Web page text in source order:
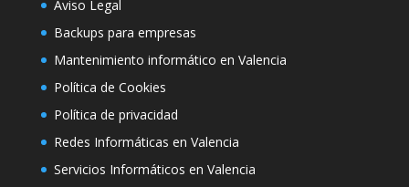
Aviso Legal
Backups para empresas
Mantenimiento informático en Valencia
Política de Cookies
Política de privacidad
Redes Informáticas en Valencia
Servicios Informáticos en Valencia